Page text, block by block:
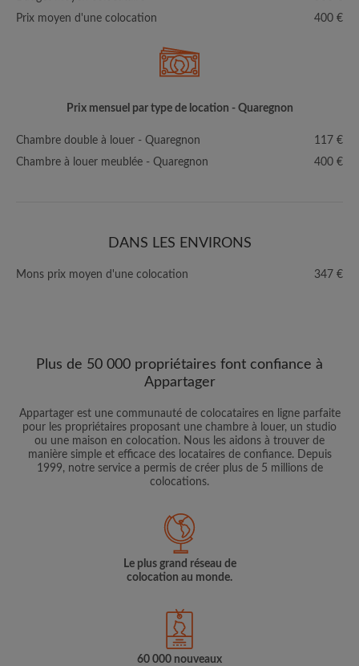
Prix moyen d'une colocation
400 €
Prix mensuel par type de location - Quaregnon
Chambre double à louer - Quaregnon
117 €
Chambre à louer meublée - Quaregnon
400 €
DANS LES ENVIRONS
Mons prix moyen d'une colocation 347 €
Plus de 50 000 propriétaires font confiance à
Appartager
Appartager est une communauté de colocataires en ligne parfaite
pour les propriétaires proposant une chambre à louer, un studio
ou une maison en colocation. Nous les aidons à trouver de
manière simple et efficace des locataires de confiance. Depuis
1999, notre service a permis de créer plus de 5 millions de
colocations.
Le plus grand réseau de
colocation au monde.
60 000 nouveaux